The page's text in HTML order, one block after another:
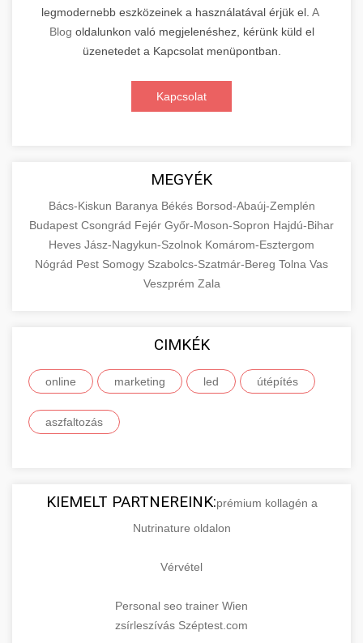
legmodernebb eszközeinek a használatával érjük el. A
Blog oldalunkon való megjelenéshez, kérünk küld el
üzenetedet a Kapcsolat menüpontban.
Kapcsolat
MEGYÉK
Bács-Kiskun Baranya Békés Borsod-Abaúj-Zemplén
Budapest Csongrád Fejér Győr-Moson-Sopron Hajdú-Bihar
Heves Jász-Nagykun-Szolnok Komárom-Esztergom
Nógrád Pest Somogy Szabolcs-Szatmár-Bereg Tolna Vas
Veszprém Zala
CIMKÉK
online marketing led útépítés
aszfaltozás
KIEMELT PARTNEREINK:prémium kollagén a
Nutrinature oldalon
Vérvétel
Personal seo trainer Wien
zsírleszívás Széptest.com